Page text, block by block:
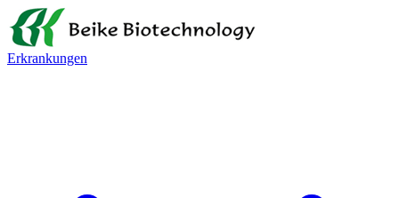
Erkrankungen